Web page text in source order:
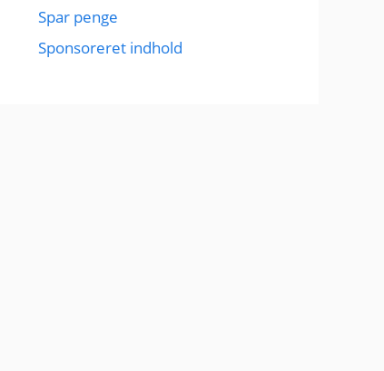
Spar penge
Sponsoreret indhold